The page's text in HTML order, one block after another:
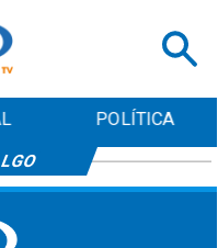
POLÍTICA